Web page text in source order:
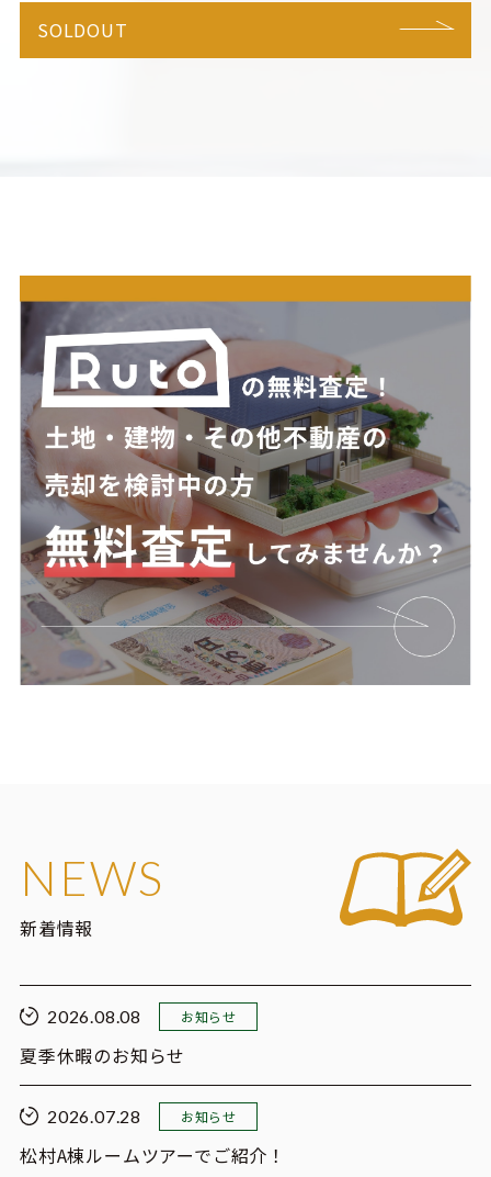
SOLDOUT
NEWS
新着情報
2026.08.08 お知らせ
夏季休暇のお知らせ
2026.07.28 お知らせ
松村A棟ルームツアーでご紹介！